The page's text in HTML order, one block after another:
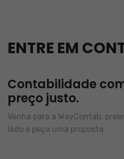
ENTRE EM
Contabilidade
preço justo.
Venha para a WayContab,
lado e peça uma proposta.